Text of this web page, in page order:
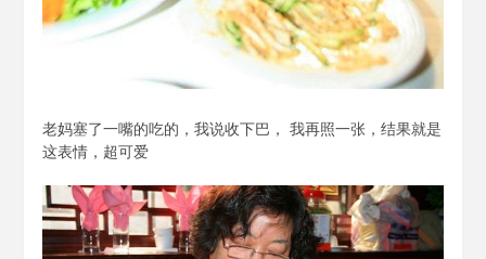
老妈塞了一嘴的吃的，我说收下巴， 我再照一张，结果就是
这表情，超可爱